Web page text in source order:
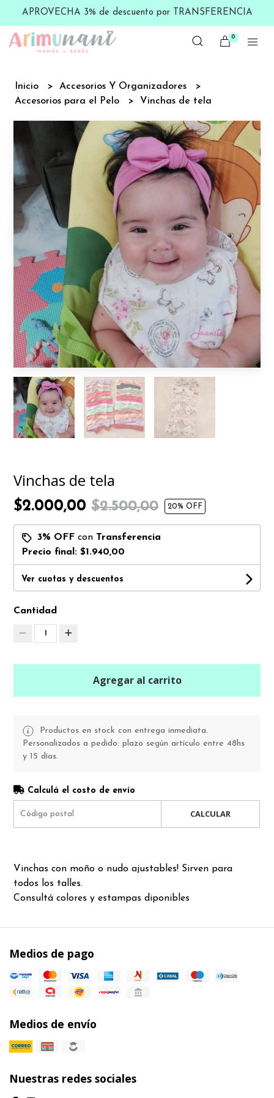
APROVECHA 3% de descuento por TRANSFERENCIA
0
Inicio
Accesorios Y Organizadores
Accesorios para el Pelo
Vinchas de tela
Vinchas de tela
$2.000,00$2.500,00 20% OFF
3% OFF con Transferencia
Precio final:$1.940,00
Ver cuotas y descuentos
Cantidad
1
Agregar al carrito
Productos en stock con entrega inmediata.
Personalizados a pedido: plazo según artículo entre 48hs
y 15 días.
Calculá el costo de envío
CALCULAR
Vinchas con moño o nudo ajustables! Sirven para
todos los talles.
Consultá colores y estampas diponibles
Medios de pago
Medios de envío
Nuestras redes sociales